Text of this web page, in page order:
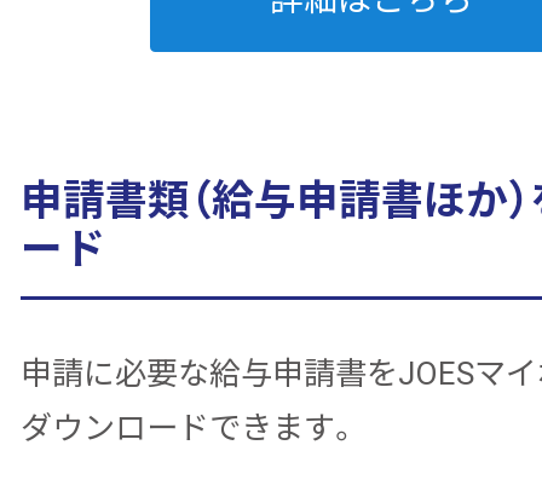
申請書類（給与申請書ほか
ード
申請に必要な給与申請書をJOESマ
ダウンロードできます。